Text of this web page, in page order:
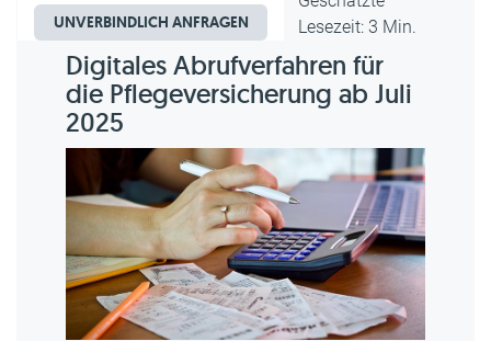
UNVERBINDLICH ANFRAGEN
erstellt am 01.09.2025
Lesezeit: 3 Min.
Digitales Abrufverfahren für
die Pflegeversicherung ab Juli
2025